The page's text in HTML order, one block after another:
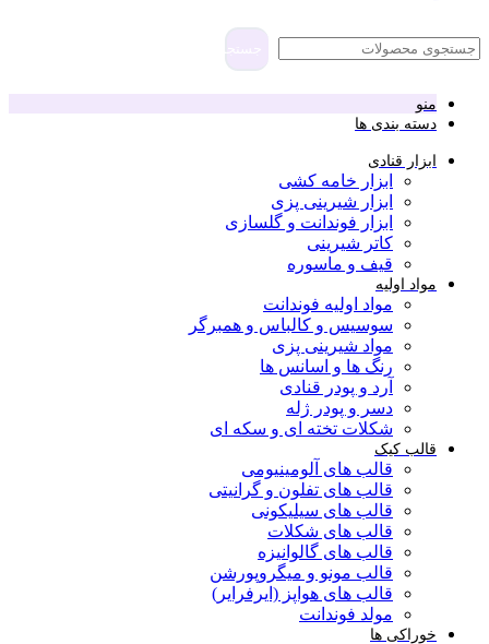
منو
دسته بندی ها
ابزار قنادی
ابزار خامه کشی
ابزار شیرینی پزی
ابزار فوندانت و گلسازی
کاتر شیرینی
قیف و ماسوره
مواد اولیه
مواد اولیه فوندانت
سوسیس و کالباس و همبرگر
مواد شیرینی پزی
رنگ ها و اسانس ها
آرد و پودر قنادی
دسر و پودر ژله
شکلات تخته ای و سکه ای
قالب کیک
قالب های آلومینیومی
قالب های تفلون و گرانیتی
قالب های سیلیکونی
قالب های شکلات
قالب های گالوانیزه
قالب مونو و میگروپورشن
قالب های هواپز (ایرفرایر)
مولد فوندانت
خوراکی ها